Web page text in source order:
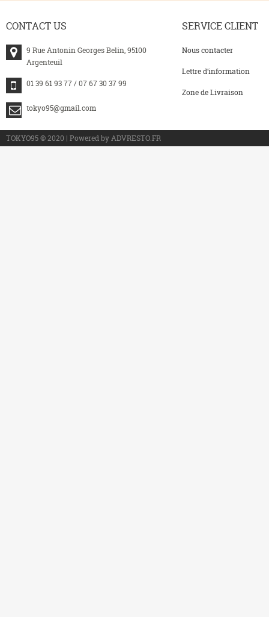
CONTACTUS
9 Rue Antonin Georges Belin, 95100
Argenteuil
01 39 61 93 77 / 07 67 30 37 99
tokyo95@gmail.com
SERVICECLIENT
Nous contacter
Lettre d’information
Zone de Livraison
TOKYO95 © 2020 | Powered by ADVRESTO.FR